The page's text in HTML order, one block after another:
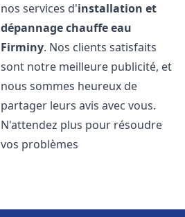
nos services d'installation et
dépannage chauffe eau
Firminy. Nos clients satisfaits
sont notre meilleure publicité, et
nous sommes heureux de
partager leurs avis avec vous.
N'attendez plus pour résoudre
vos problèmes